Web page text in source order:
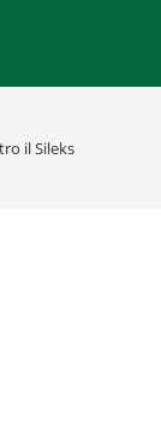
il Sileks